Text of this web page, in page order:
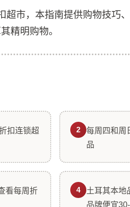
超市，本指南提供购物技巧
精明购物。
扣连锁超
2
每周四和周
品
看每周折
4
土耳其本地
品牌便宜